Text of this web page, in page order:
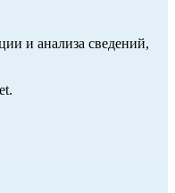
и анализа сведений,